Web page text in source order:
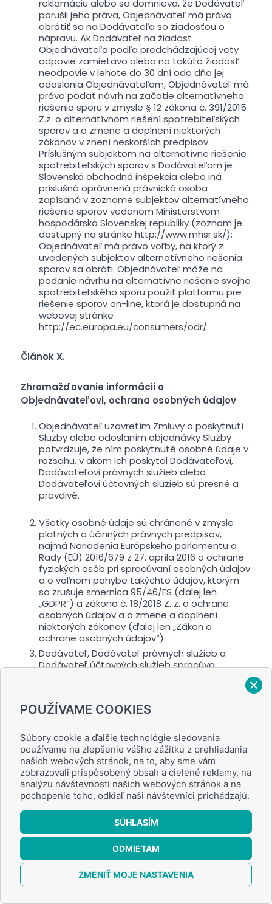
POUŽÍVAME COOKIES
Súbory cookie a ďalšie technológie sledovania
používame na zlepšenie vášho zážitku z prehliadania
našich webových stránok, na to, aby sme vám
zobrazovali prispôsobený obsah a cielené reklamy, na
analýzu návštevnosti našich webových stránok a na
pochopenie toho, odkiaľ naši návštevníci prichádzajú.
SÚHLASÍM
ODMIETAM
ZMENIŤ MOJE NASTAVENIA
reklamáciu alebo sa domnieva, že Dodávateľ
porušil jeho práva, Objednávateľ má právo
obrátiť sa na Dodávateľa so žiadosťou o
nápravu. Ak Dodávateľ na žiadosť
Objednávateľa podľa predchádzajúcej vety
odpovie zamietavo alebo na takúto žiadosť
neodpovie v lehote do 30 dní odo dňa jej
odoslania Objednávateľom, Objednávateľ má
právo podať návrh na začatie alternatívneho
riešenia sporu v zmysle § 12 zákona č. 391/2015
Z.z. o alternatívnom riešení spotrebiteľských
sporov a o zmene a doplnení niektorých
zákonov v znení neskorších predpisov.
Príslušným subjektom na alternatívne riešenie
spotrebiteľských sporov s Dodávateľom je
Slovenská obchodná inšpekcia alebo iná
príslušná oprávnená právnická osoba
zapísaná v zozname subjektov alternatívneho
riešenia sporov vedenom Ministerstvom
hospodárska Slovenskej republiky (zoznam je
dostupný na stránke http://www.mhsr.sk/);
Objednávateľ má právo voľby, na ktorý z
uvedených subjektov alternatívneho riešenia
sporov sa obráti. Objednávateľ môže na
podanie návrhu na alternatívne riešenie svojho
spotrebiteľského sporu použiť platformu pre
riešenie sporov on-line, ktorá je dostupná na
webovej stránke
http://ec.europa.eu/consumers/odr/.
Článok X.
Zhromažďovanie informácii o
Objednávateľovi, ochrana osobných údajov
Objednávateľ uzavretím Zmluvy o poskytnutí
Služby alebo odoslaním objednávky Služby
potvrdzuje, že ním poskytnuté osobné údaje v
rozsahu, v akom ich poskytol Dodávateľovi,
Dodávateľovi právnych služieb alebo
Dodávateľovi účtovných služieb sú presné a
pravdivé.
Všetky osobné údaje sú chránené v zmysle
platných a účinných právnych predpisov,
najmä Nariadenia Európskeho parlamentu a
Rady (EÚ) 2016/679 z 27. apríla 2016 o ochrane
fyzických osôb pri spracúvaní osobných údajov
a o voľnom pohybe takýchto údajov, ktorým
sa zrušuje smernica 95/46/ES (ďalej len
„GDPR“) a zákona č. 18/2018 Z. z. o ochrane
osobných údajov a o zmene a doplnení
niektorých zákonov (ďalej len „Zákon o
ochrane osobných údajov“).
Dodávateľ, Dodávateľ právnych služieb a
Dodávateľ účtovných služieb spracúva
meno, priezvisko, e-mailová adresa, telefónne
číslo, resp. v prípade objednania Služby, ktorá
vyžaduje údaje pre zápis do obchodného
sektora, okresný úrad, odbor živnostenského
podnikania alebo iný orgán verejnej správy tiež:
dátum narodenia, rodné číslo, adresa bydliska,
prípadne adresa sídla, obchodné meno, IČO,
resp. v prípade objednania Služby, ktorá
vyžaduje údaje pre vyžiadanie výpisu z registra
trestov tiež: miesto narodenia,
predchádzajúce meno, predchádzajúce
priezvisko, meno, priezvisko otca, meno,
priezvisko, priezvisko matky za slobodna, resp.
v prípade objednávky Služby cez Internetovú
stránku Dodávateľa tiež: IP adresa a súbory
Spracúvanie osobných údajov uvedených v
0